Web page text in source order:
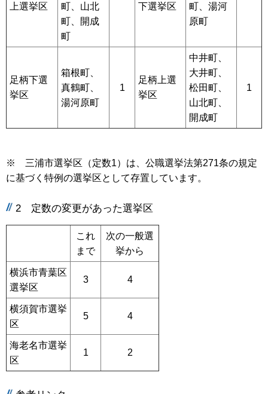
上選挙区
町、山北
町、開成
町
下選挙区
町、湯河
原町
足柄下選
挙区
箱根町、
真鶴町、
湯河原町
1
足柄上選
挙区
中井町、
大井町、
松田町、
山北町、
開成町
1
※ 三浦市選挙区（定数1）は、公職選挙法第271条の規定
に基づく特例の選挙区として存置しています。
2 定数の変更があった選挙区
これ
まで
次の一般選
挙から
横浜市青葉区
選挙区
3 4
横須賀市選挙
区
5 4
海老名市選挙
区
1 2